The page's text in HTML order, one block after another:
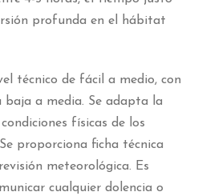
profunda en el hábitat
técnico de fácil a medio, con
baja a media. Se adapta la
físicas de los
proporciona ficha técnica
meteorológica. Es
cualquier dolencia o